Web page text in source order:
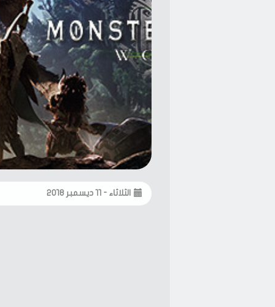
الثلاثاء - ١١ ديسمبر ٢٠١٨